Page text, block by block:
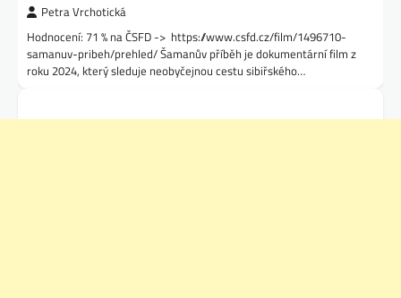
Petra Vrchotická
Hodnocení: 71 % na ČSFD -> https://www.csfd.cz/film/1496710-
samanuv-pribeh/prehled/ Šamanův příběh je dokumentární film z
roku 2024, který sleduje neobyčejnou cestu sibiřského…